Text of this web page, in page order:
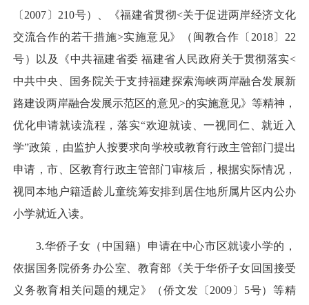
〔2007〕210号）、《福建省贯彻<关于促进两岸经济文化
交流合作的若干措施>实施意见》（闽教合作〔2018〕22
号）以及《中共福建省委 福建省人民政府关于贯彻落实<
中共中央、国务院关于支持福建探索海峡两岸融合发展新
路建设两岸融合发展示范区的意见>的实施意见》等精神，
优化申请就读流程，落实“欢迎就读、一视同仁、就近入
学”政策，由监护人按要求向学校或教育行政主管部门提出
申请，市、区教育行政主管部门审核后，根据实际情况，
视同本地户籍适龄儿童统筹安排到居住地所属片区内公办
小学就近入读。
3.华侨子女（中国籍）申请在中心市区就读小学的，
依据国务院侨务办公室、教育部《关于华侨子女回国接受
义务教育相关问题的规定》（侨文发〔2009〕5号）等精